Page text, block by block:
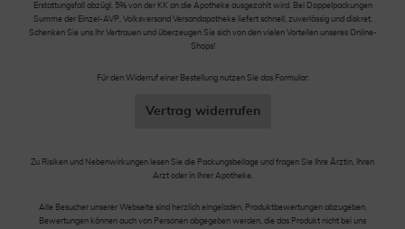
Erstattungsfall abzügl. 5% von der KK an die Apotheke ausgezahlt wird. Bei Doppelpackungen
Summe der Einzel-AVP. Volksversand Versandapotheke liefert schnell, zuverlässig und diskret.
Schenken Sie uns Ihr Vertrauen und überzeugen Sie sich von den vielen Vorteilen unseres Online-
Shops!
Für den Widerruf einer Bestellung nutzen Sie das Formular:
Vertrag widerrufen
Zu Risiken und Nebenwirkungen lesen Sie die Packungsbeilage und fragen Sie Ihre Ärztin, Ihren
Arzt oder in Ihrer Apotheke.
Alle Besucher unserer Webseite sind herzlich eingeladen, Produktbewertungen abzugeben.
Bewertungen können auch von Personen abgegeben werden, die das Produkt nicht bei uns